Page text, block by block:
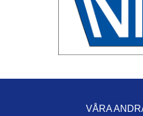
VÅRA